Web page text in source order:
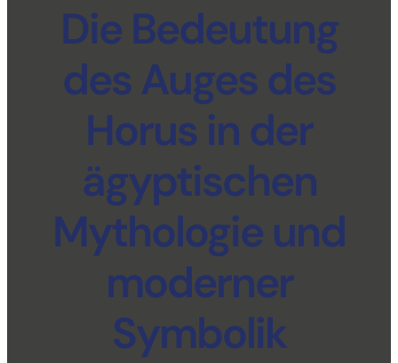
Die Bedeutung
des Auges des
Horus in der
ägyptischen
Mythologie und
moderner
Symbolik